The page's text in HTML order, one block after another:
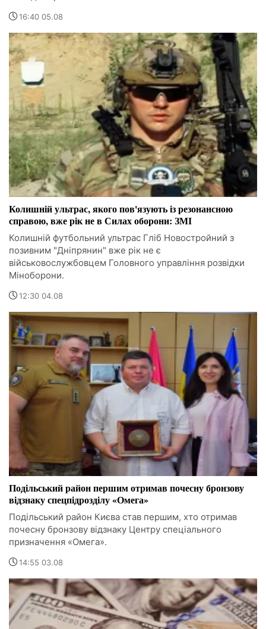
16:40 05.08
Колишній ультрас, якого пов'язують із резонансною
справою, вже рік не в Силах оборони: ЗМІ
Колишній футбольний ультрас Гліб Новостройний з
позивним "Дніпрянин" вже рік не є
військовослужбовцем Головного управління розвідки
Міноборони.
12:30 04.08
Подільський район першим отримав почесну бронзову
відзнаку спецпідрозділу «Омега»
Подільський район Києва став першим, хто отримав
почесну бронзову відзнаку Центру спеціального
призначення «Омега».
14:55 03.08